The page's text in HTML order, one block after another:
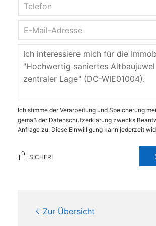
Ich stimme der Verarbeitung und Speicherung
gemäß der Datenschutzerklärung zwecks
Anfrage zu. Diese Einwilligung kann jederzeit
SICHER!
Zur Übersicht